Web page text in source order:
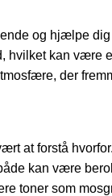
og hjælpe
hvilket kan være
der
at forstå
kan være
toner som